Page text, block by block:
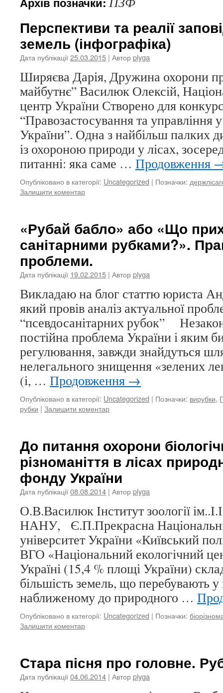
Перспективи та реалії
земель (інфографіка)
Дата публікації25.03.2015 | Авторplyga
Ширяєва Дарія, Дружина охорони
майбутнє” Василюк Олексій,
центр України Створено для
“Правозастосування та управління
України”. Одна з найбільш палких
із охороною природи у лісах,
питанні: яка саме … Продовження
Опубліковано в категорії: Uncategorized | Позначки:
Залишити коментар
«Рубай бабло» або «Що
санітарними рубками?».
проблеми.
Дата публікації 19.02.2015 | Авторplyga
Викладаю на блог статтю юриста
який провів аналіз актуальної
“псевдосанітарних рубок”
постійна проблема України і яким
регулювання, завжди знайдуться
нелегального знищення «зелених
(і, … Продовження →
Опубліковано в категорії: Uncategorized | Позначки: вирубки,
рубки | Залишити коментар
До питання охорони
різноманіття в лісах
фонду України
Дата публікації08.08.2014 | Авторplyga
О.В.Василюк Інститут зоології
НАНУ, Є.П.Прекрасна
університет України «Київський
ВГО «Національний екологічний
Україні (15,4 % площі України)
більшість земель, що перебувають
наближеному до природного …
Опубліковано в категорії: Uncategorized | Позначки:
Залишити коментар
Стара пісня про головне.
Дата публікації04.06.2014 | Авторplyga